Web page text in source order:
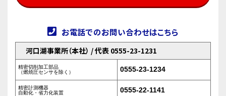
お電話でのお問い合わせはこちら
河口湖事業所（本社） / 代表 0555-23-1231
精密切削加工部品
（燃焼圧センサを除く）
0555-23-1234
精密計測機器
自動化・省力化装置
0555-22-1141